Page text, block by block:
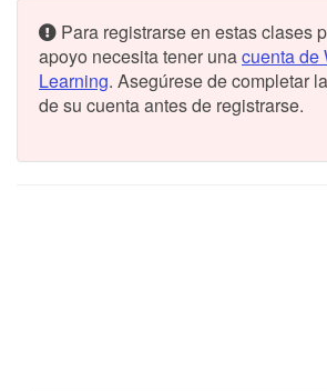
Para registrarse en estas clases
apoyo necesita tener unacuenta de
Learning. Asegúrese de completar
de su cuenta antes de registrarse.